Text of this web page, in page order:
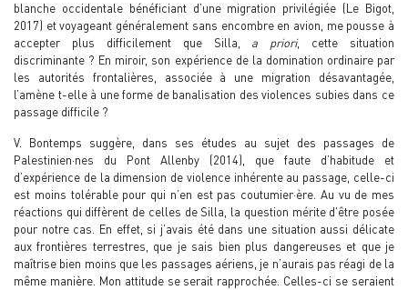
blanche occidentale bénéficiant d’une migration privilégiée (Le Bigot,
2017) et voyageant généralement sans encombre en avion, me pousse à
accepter plus difficilement que Silla, a priori, cette situation
discriminante ? En miroir, son expérience de la domination ordinaire par
les autorités frontalières, associée à une migration désavantagée,
l’amène t-elle à une forme de banalisation des violences subies dans ce
passage difficile ?
V. Bontemps suggère, dans ses études au sujet des passages de
Palestinien·nes du Pont Allenby (2014), que faute d’habitude et
d’expérience de la dimension de violence inhérente au passage, celle-ci
est moins tolérable pour qui n’en est pas coutumier·ère. Au vu de mes
réactions qui diffèrent de celles de Silla, la question mérite d'être posée
pour notre cas. En effet, si j’avais été dans une situation aussi délicate
aux frontières terrestres, que je sais bien plus dangereuses et que je
maîtrise bien moins que les passages aériens, je n’aurais pas réagi de la
même manière. Mon attitude se serait rapprochée. Celles-ci se seraient